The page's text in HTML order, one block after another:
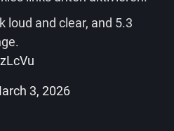
loud and clear, and 5.3
3, 2026